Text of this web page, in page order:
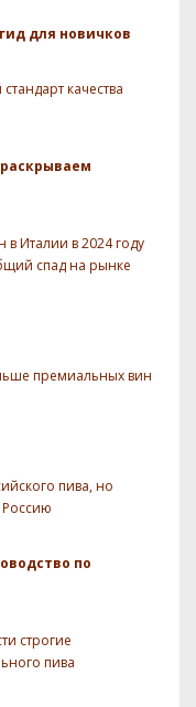
для новичков
качества
Италии в 2024 году
спад на рынке
премиальных вин
пива, но
Россию
по
строгие
пива